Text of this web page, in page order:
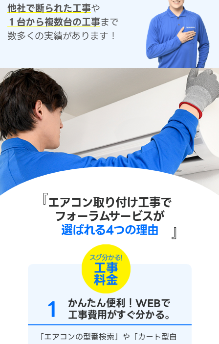
他社で断られた工事や
１台から複数台の工事まで
数多くの実績があります！
『エアコン取り付け工事で
フォーラムサービスが
選ばれる4つの理由 』
1 かんたん便利！WEBで
工事費用がすぐ分かる。
「エアコンの型番検索」や「カート型自